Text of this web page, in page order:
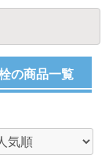
の商品一覧